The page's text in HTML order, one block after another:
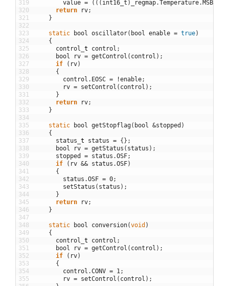
319
320
321
322
323
324
325
326
327
328
329
330
331
332
333
334
335
336
337
338
339
340
341
342
343
344
345
346
347
348
349
350
351
352
353
354
355
value = ( ( ( int16_t ) _regmap.Temperature.MSB
return
rv;
}
static bool oscillator( bool enable = true)
{
control
t control ;
bool
rv = getControl ( control ) ;
if
( rv)
{
control . EOSC = !enable;
rv = setControl ( control ) ;
}
return
rv;
}
static bool getStopflag( bool &stopped )
{
status t status = {} ;
bool
rv = getStatus ( status ) ;
stopped
= status .OSF;
if
( rv && status .OSF)
{
status .OSF = 0;
setStatus ( status ) ;
}
return
rv;
}
static bool conversion(void )
{
control
t control ;
bool
rv = getControl ( control ) ;
if
( rv)
{
control .CONV = 1 ;
rv = setControl ( control ) ;